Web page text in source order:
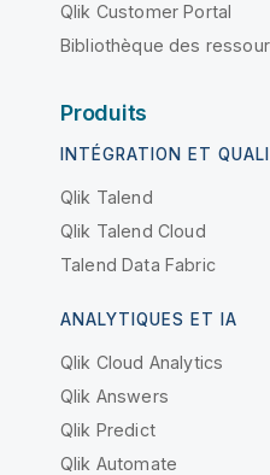
Qlik Customer Portal
Bibliothèque des
Produits
INTÉGRATION ET
Qlik Talend
Qlik Talend Cloud
Talend Data Fabric
ANALYTIQUES ET IA
Qlik Cloud Analytics
Qlik Answers
Qlik Predict
Qlik Automate